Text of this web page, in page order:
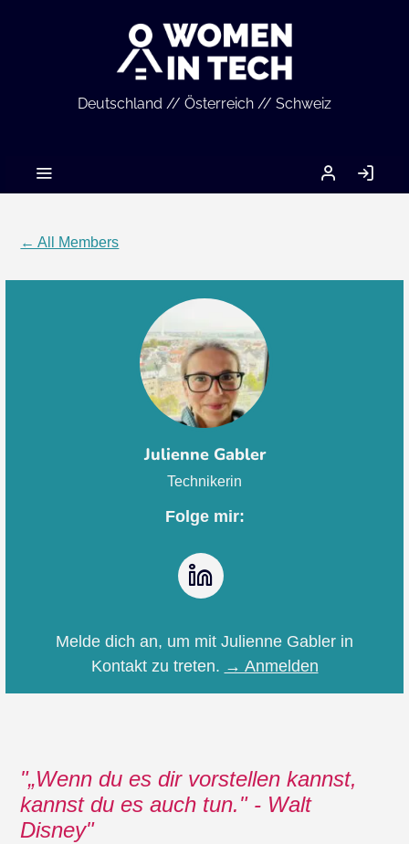
Deutschland // Österreich // Schweiz
MEIN
ACCOUNT
IN
← All Members
Julienne Gabler
Technikerin
Folge mir:
Melde dich an, um mit Julienne Gabler in
Kontakt zu treten. → Anmelden
„Wenn du es dir vorstellen kannst,
kannst du es auch tun." - Walt
Disney